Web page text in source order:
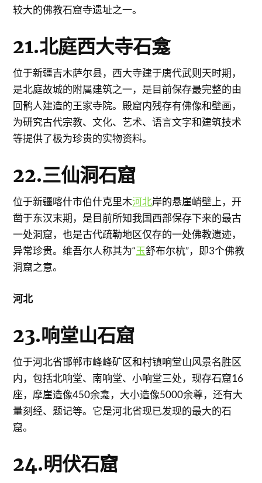
较大的佛教石窟寺遗址之一。
21.北庭西大寺石龛
位于新疆吉木萨尔县，西大寺建于唐代武则天时期，
是北庭故城的附属建筑之一，是目前保存最完整的由
回鹘人建造的王家寺院。殿窟内残存有佛像和壁画，
为研究古代宗教、文化、艺术、语言文字和建筑技术
等提供了极为珍贵的实物资料。
22.三仙洞石窟
位于新疆喀什市伯什克里木河北岸的悬崖峭壁上，开
凿于东汉末期，是目前所知我国西部保存下来的最古
一处洞窟，也是古代疏勒地区仅存的一处佛教遗迹，
异常珍贵。维吾尔人称其为“玉舒布尔杭”，即3个佛教
洞窟之意。
河北
23.响堂山石窟
位于河北省邯郸市峰峰矿区和村镇响堂山风景名胜区
内，包括北响堂、南响堂、小响堂三处，现存石窟16
座，摩崖造像450余龛，大小造像5000余尊，还有大
量刻经、题记等。它是河北省现已发现的最大的石
窟。
24.明伏石窟